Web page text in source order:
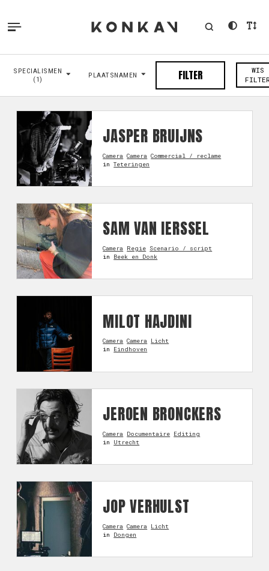
SPECIALISMEN
(1)
PLAATSNAMEN FILTER
WIS
JASPER BRUIJNS
Camera Camera Commercial / reclame
inTeteringen
SAM VAN IERSSEL
Camera Regie Scenario / script
in Beek en Donk
MILOT HAJDINI
Camera Camera
Licht
in Eindhoven
JEROEN BRONCKERS
Camera Documentaire Editing
in Utrecht
JOP VERHULST
Camera Camera
Licht
in Dongen